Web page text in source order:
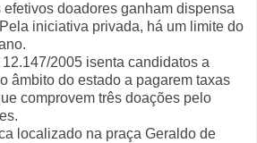
doadores ganham dispensa
iniciativa privada, há um limite do
2005 isenta candidatos a
âmbito do estado a pagarem taxas
comprovem três doações pelo
localizado na praça Geraldo de